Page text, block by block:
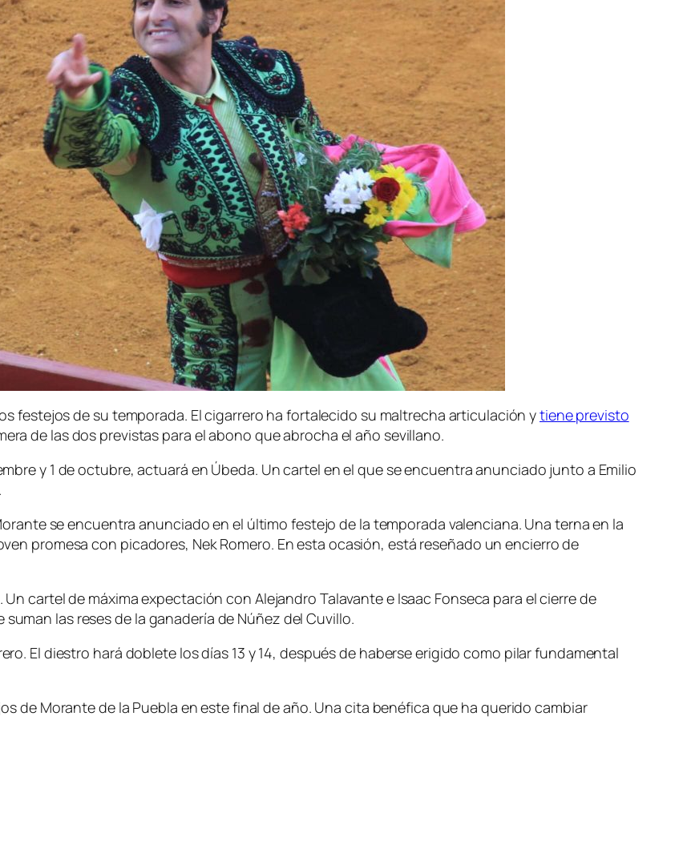
festejos de su temporada. El cigarrero ha fortalecido su maltrecha articulación ytiene previsto
de las dos previstas para el abono que abrocha el año sevillano.
y 1 de octubre, actuará en Úbeda. Un cartel en el que se encuentra anunciado junto a Emilio
se encuentra anunciado en el último festejo de la temporada valenciana. Una terna en la
promesa con picadores, Nek Romero. En esta ocasión, está reseñado un encierro de
cartel de máxima expectación con Alejandro Talavante e Isaac Fonseca para el cierre de
las reses de la ganadería de Núñez del Cuvillo.
El diestro hará doblete los días 13 y 14, después de haberse erigido como pilar fundamental
de Morante de la Puebla en este final de año. Una cita benéfica que ha querido cambiar